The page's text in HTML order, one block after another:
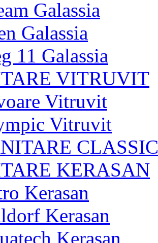
Galassia
Galassia
11 Galassia
VITRUVIT
Vitruvit
Vitruvit
KERASAN
Kerasan
Kerasan
Kerasan